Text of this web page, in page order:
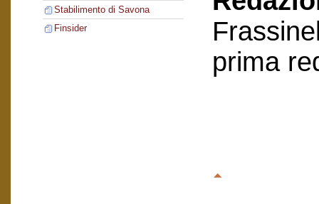
Stabilimento di Savona
Finsider
prima